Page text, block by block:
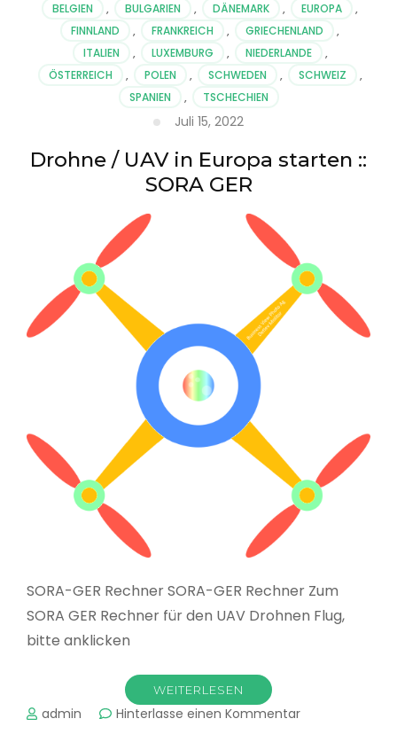
Thailand
und
China
verboten
BELGIEN , BULGARIEN , DÄNEMARK , EUROPA
,
FINNLAND
, FRANKREICH , GRIECHENLAND
,
ITALIEN
, LUXEMBURG , NIEDERLANDE
,
ÖSTERREICH
, POLEN , SCHWEDEN , SCHWEIZ
,
SPANIEN
, TSCHECHIEN
Juli 15, 2022
Drohne / UAV in Europa starten ::
SORA GER
SORA-GER Rechner SORA-GER Rechner Zum
SORA GER Rechner für den UAV Drohnen Flug,
bitte anklicken
WEITERLESEN
admin Hinterlasse einen Kommentarzu